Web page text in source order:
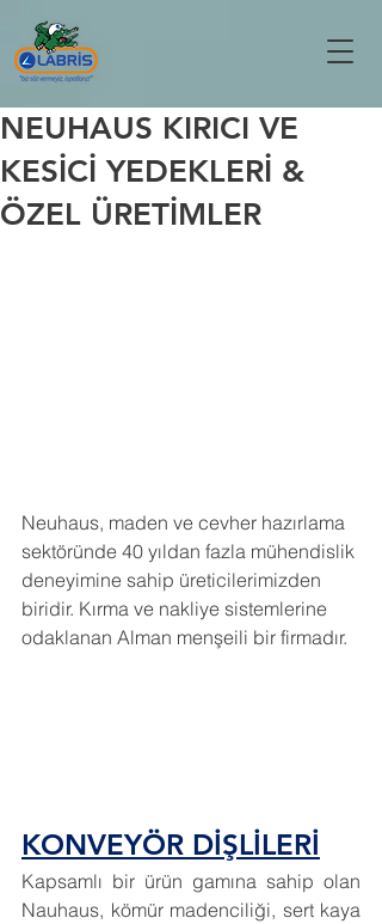
NEUHAUS KIRICI VE
KESİCİ YEDEKLERİ &
ÖZEL ÜRETİMLER
Neuhaus, maden ve cevher hazırlama
sektöründe 40 yıldan fazla mühendislik
deneyimine sahip üreticilerimizden
biridir. Kırma ve nakliye sistemlerine
odaklanan Alman menşeili bir firmadır.
KONVEYÖR DİŞLİLERİ
Kapsamlı bir ürün gamına sahip olan
Nauhaus, kömür madenciliği, sert kaya